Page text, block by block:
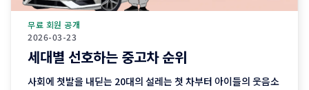
2026-03-23
무료 회원 공개
세대별 선호하는 중고차 순위
사회에 첫발을 내딛는 20대의 설레는 첫 차부터 아이들의 웃음소